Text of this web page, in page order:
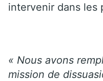
intervenir dans les
« Nous avons
mission de